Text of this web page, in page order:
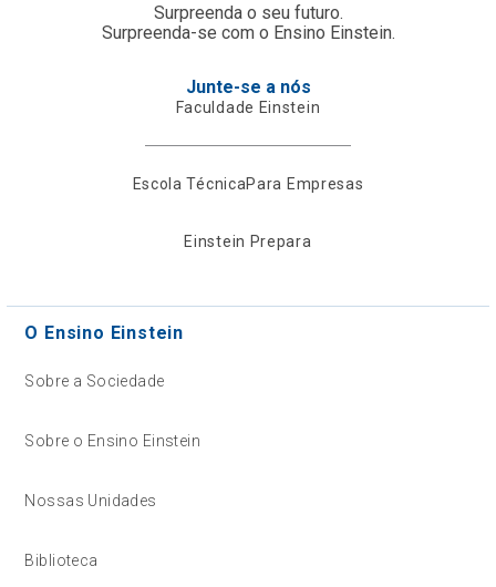
Surpreenda o seu futuro.
Surpreenda-se com o Ensino Einstein.
Junte-se a nós
Faculdade Einstein
Escola TécnicaPara Empresas
Einstein Prepara
O Ensino Einstein
Sobre a Sociedade
Sobre o Ensino Einstein
Nossas Unidades
Biblioteca